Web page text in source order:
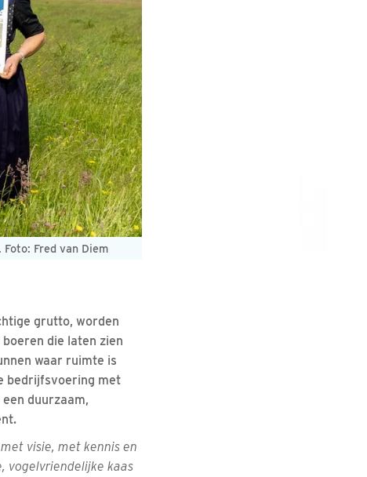
Fred van Diem
grutto, worden
die laten zien
waar ruimte is
bedrijfsvoering met
duurzaam,
visie, met kennis en
vogelvriendelijke kaas